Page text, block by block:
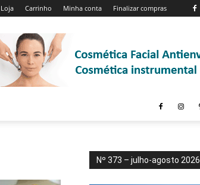
Loja Carrinho Minha conta Finalizar compras
Nº 373 – julho-agosto 2026